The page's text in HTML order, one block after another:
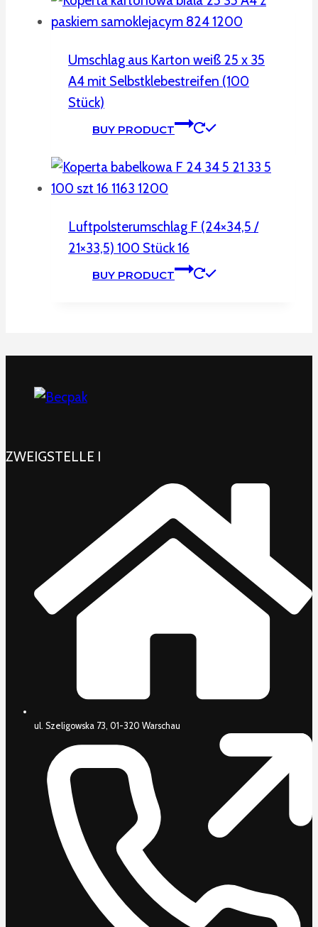
Umschlag aus Karton weiß 25 x 35
A4 mit Selbstklebestreifen (100
Stück)
BUY PRODUCT
Luftpolsterumschlag F (24×34,5 /
21×33,5) 100 Stück 16
BUY PRODUCT
ZWEIGSTELLE I
ul. Szeligowska 73, 01-320 Warschau